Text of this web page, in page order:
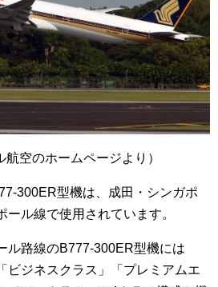
航空のホームページより）
300ER型機は、成田・シンガポ
ル線で使用されています。
ル路線のB777-300ER型機には
ビジネスクラス」「プレミアムエ